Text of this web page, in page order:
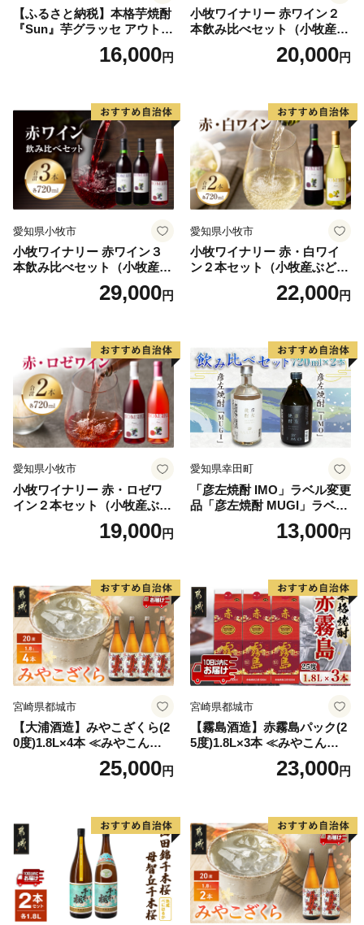
【ふるさと納税】本格芋焼酎
『Sun』芋グラッセ アウトド
ア ソロキャンプ ベランピン
グ 巣ごもり 就労支援16,000円
小牧ワイナリー 赤ワイン２
本飲み比べセット（小牧産ぶ
どう100％使用）20,000円
愛知県小牧市
小牧ワイナリー 赤ワイン３
本飲み比べセット（小牧産ぶ
どう100％使用）29,000円
愛知県小牧市
小牧ワイナリー 赤・白ワイ
ン２本セット（小牧産ぶどう
22,000円
愛知県小牧市
小牧ワイナリー 赤・ロゼワ
イン２本セット（小牧産ぶど
19,000円
愛知県幸田町
「彦左焼酎 IMO」ラベル変更
品「彦左焼酎 MUGI」ラベル
変更品 飲み比べ セット 合計
2本 720ml×各1本 25度 焼酎
13,000円
宮崎県都城市
【大浦酒造】みやこざくら(2
0度)1.8L×4本 ≪みやこんじょ
特急便≫_AD-077125,000円
宮崎県都城市
【霧島酒造】赤霧島パック(2
5度)1.8L×3本 ≪みやこんじょ
特急便≫_23-07-K03P-1800-3
23,000円